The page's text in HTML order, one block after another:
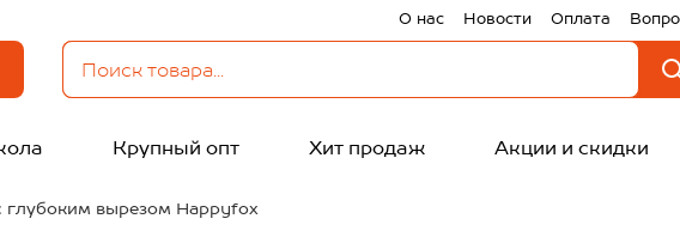
О нас Новости Оплата
Крупный опт Хит продаж Акции и скидки
вырезом Happyfox